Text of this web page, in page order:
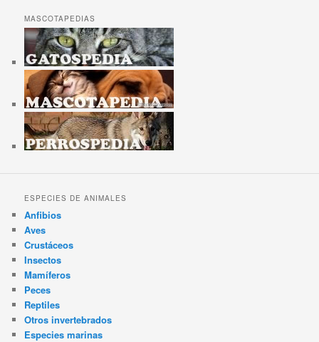
MASCOTAPEDIAS
ESPECIES DE ANIMALES
Anfibios
Aves
Crustáceos
Insectos
Mamíferos
Peces
Reptiles
Otros invertebrados
Especies marinas